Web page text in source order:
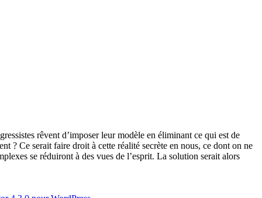
rêvent d’imposer leur modèle en éliminant ce qui est de
? Ce serait faire droit à cette réalité secrète en nous, ce dont on ne
se réduiront à des vues de l’esprit. La solution serait alors